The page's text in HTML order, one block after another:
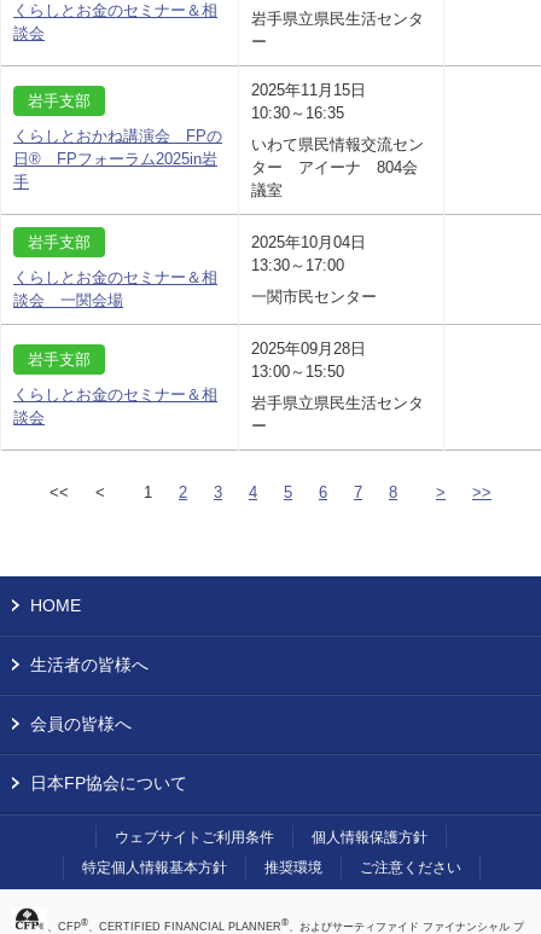
くらしとお金のセミナー＆相
談会
岩手県立県民生活センタ
ー
岩手支部
くらしとおかね講演会 FPの
日® FPフォーラム2025in岩
手
2025年11月15日
10:30～16:35
いわて県民情報交流セン
ター アイーナ 804会
議室
岩手支部
くらしとお金のセミナー＆相
談会 一関会場
2025年10月04日
13:30～17:00
一関市民センター
岩手支部
くらしとお金のセミナー＆相
談会
2025年09月28日
13:00～15:50
岩手県立県民生活センタ
ー
<< < 1 2 3 4 5 6 7 8 > >>
HOME
生活者の皆様へ
会員の皆様へ
日本FP協会について
ウェブサイトご利用条件
個人情報保護方針
特定個人情報基本方針
推奨環境 ご注意ください
、CFP®、CERTIFIED FINANCIAL PLANNER®、およびサーティファイド ファイナンシャル プ